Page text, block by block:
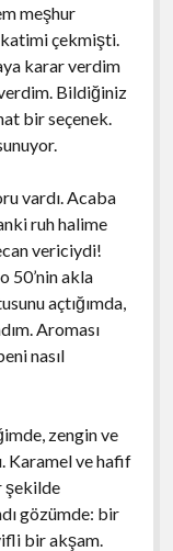
meşhur
çekmişti.
karar verdim
Bildiğiniz
bir seçenek.
vardı. Acaba
ruh halime
vericiydi!
50’nin akla
açtığımda,
Aroması
nasıl
zengin ve
Karamel ve hafif
şekilde
gözümde: bir
bir akşam.